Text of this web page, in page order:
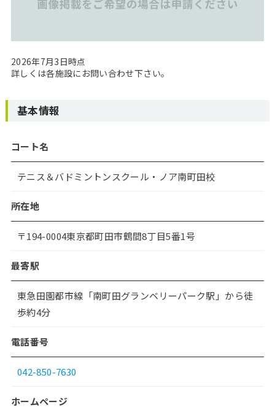
2026年7月3日時点
詳しくは各施設にお問い合わせ下さい。
基本情報
コート名
テニス＆バドミントンスクール・ノア南町田校
所在地
〒194-0004東京都町田市鶴間8丁目5番1号
最寄駅
東急田園都市線「南町田グランベリーパーク駅」から徒
歩約4分
電話番号
042-850-7630
ホームページ